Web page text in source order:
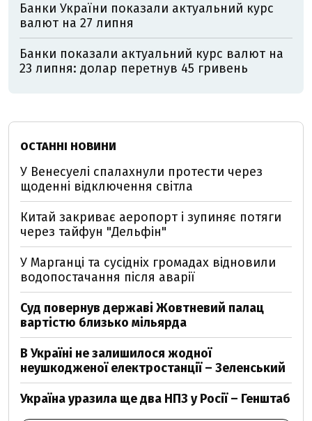
Банки України показали актуальний курс
валют на 27 липня
Банки показали актуальний курс валют на
23 липня: долар перетнув 45 гривень
ОСТАННІ НОВИНИ
У Венесуелі спалахнули протести через
щоденні відключення світла
Китай закриває аеропорт і зупиняє потяги
через тайфун "Дельфін"
У Марганці та сусідніх громадах відновили
водопостачання після аварії
Суд повернув державі Жовтневий палац
вартістю близько мільярда
В Україні не залишилося жодної
неушкодженої електростанції – Зеленський
Україна уразила ще два НПЗ у Росії – Генштаб